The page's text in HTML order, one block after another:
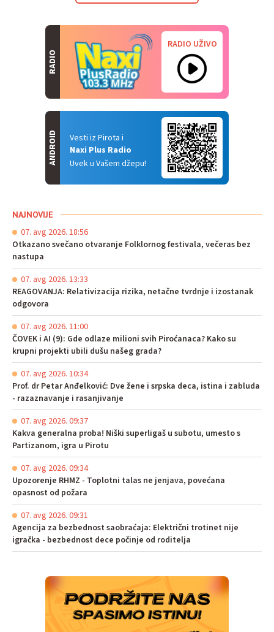
RADIO
RADIO UŽIVO
Vesti iz Pirota i
Naxi Plus Radio
Uvek u Vašem džepu!
ANDROID
NAJNOVIJE
07. avg 2026. 18:56
Otkazano svečano otvaranje Folklornog festivala, večeras bez
nastupa
07. avg 2026. 13:33
REAGOVANJA: Relativizacija rizika, netačne tvrdnje i izostanak
odgovora
07. avg 2026. 11:00
ČOVEK i AI (9): Gde odlaze milioni svih Piroćanaca? Kako su
krupni projekti ubili dušu našeg grada?
07. avg 2026. 10:34
Prof. dr Petar Anđelković: Dve žene i srpska deca, istina i zabluda
- razaznavanje i rasanjivanje
07. avg 2026. 09:37
Kakva generalna proba! Niški superligaš u subotu, umesto s
Partizanom, igra u Pirotu
07. avg 2026. 09:34
Upozorenje RHMZ - Toplotni talas ne jenjava, povećana
opasnost od požara
07. avg 2026. 09:31
Agencija za bezbednost saobraćaja: Električni trotinet nije
igračka - bezbednost dece počinje od roditelja